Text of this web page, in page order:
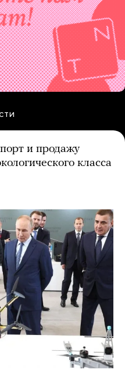
и продажу
класса